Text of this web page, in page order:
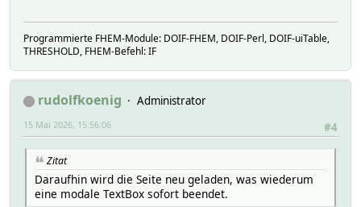
Programmierte FHEM-Module: DOIF-FHEM, DOIF-Perl, DOIF-uiTable,
THRESHOLD, FHEM-Befehl: IF
rudolfkoenig
Administrator
#4
15 Mai 2026, 15:56:06
Zitat
Daraufhin wird die Seite neu geladen, was wiederum
eine modale TextBox sofort beendet.